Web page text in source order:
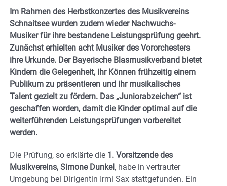
Im Rahmen des Herbstkonzertes des Musikvereins
Schnaitsee wurden zudem wieder Nachwuchs-
Musiker für ihre bestandene Leistungsprüfung geehrt.
Zunächst erhielten acht Musiker des Vororchesters
ihre Urkunde. Der Bayerische Blasmusikverband bietet
Kindern die Gelegenheit, ihr Können frühzeitig einem
Publikum zu präsentieren und ihr musikalisches
Talent gezielt zu fördern. Das „Juniorabzeichen“ ist
geschaffen worden, damit die Kinder optimal auf die
weiterführenden Leistungsprüfungen vorbereitet
werden.
Die Prüfung, so erklärte die 1. Vorsitzende des
Musikvereins, Simone Dunkel , habe in vertrauter
Umgebung bei Dirigentin Irmi Sax stattgefunden. Ein